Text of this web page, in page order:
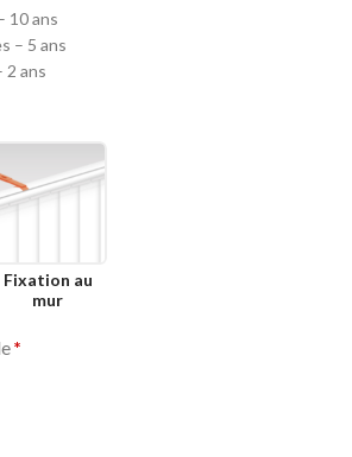
10 ans
– 5 ans
2 ans
Fixation au
mur
*